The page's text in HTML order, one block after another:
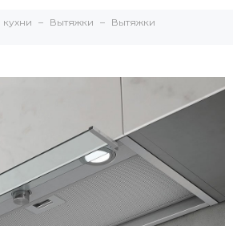
кухни Вытяжки
Вытяжки